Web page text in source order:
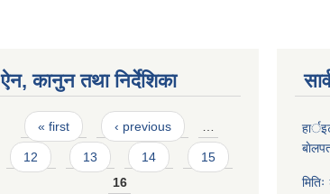
ऐन, कानुन तथा निर्देशिका
Pages
« first ‹ previous
12 13 14
15
16